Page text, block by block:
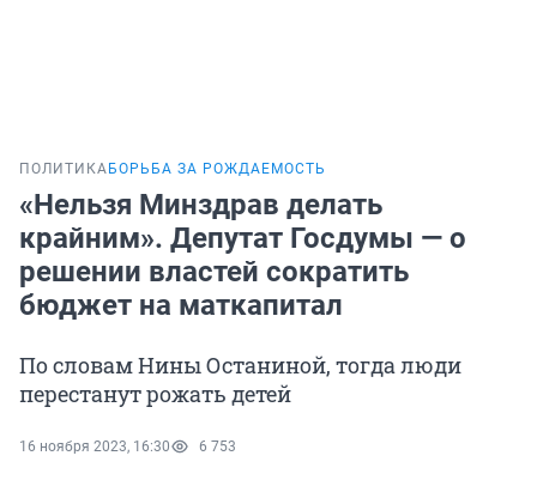
ПОЛИТИКА БОРЬБА ЗА РОЖДАЕМОСТЬ
«Нельзя Минздрав делать
крайним». Депутат Госдумы — о
решении властей сократить
бюджет на маткапитал
По словам Нины Останиной, тогда люди
перестанут рожать детей
16 ноября 2023, 16:30 6 753